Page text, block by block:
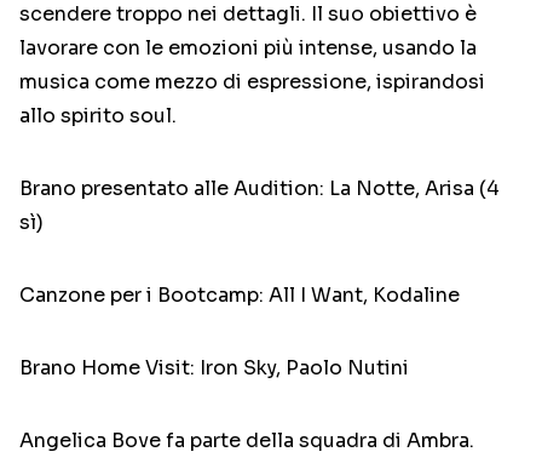
scendere troppo nei dettagli. Il suo obiettivo è
lavorare con le emozioni più intense, usando la
musica come mezzo di espressione, ispirandosi
allo spirito soul.
Brano presentato alle Audition: La Notte, Arisa (4
sì)
Canzone per i Bootcamp: All I Want, Kodaline
Brano Home Visit: Iron Sky, Paolo Nutini
Angelica Bove fa parte della squadra di Ambra.